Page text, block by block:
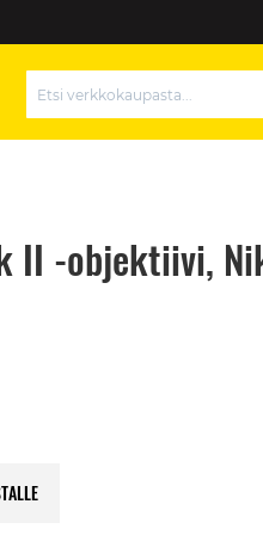
II -objektiivi,